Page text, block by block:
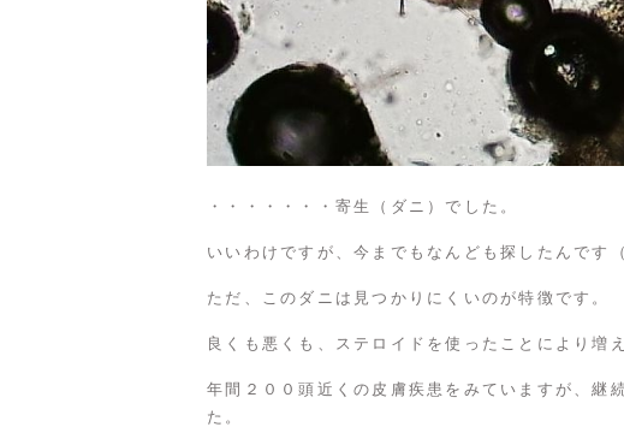
・・・・・・・寄生（ダニ）でした。
いいわけですが、今までもなんども探したんです
ただ、このダニは見つかりにくいのが特徴です。
良くも悪くも、ステロイドを使ったことにより増
年間２００頭近くの皮膚疾患をみていますが、継
た。